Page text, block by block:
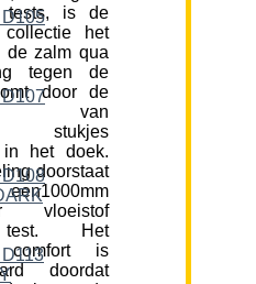
tests, is de
collectie het
de zalm qua
tegen de
door de
van
stukjes
in het doek.
doorstaat
vloeistof
test. Het
comfort is
doordat